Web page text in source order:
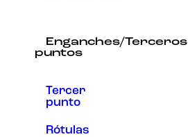
Enganches/Terceros
puntos
Tercer
punto
Rótulas